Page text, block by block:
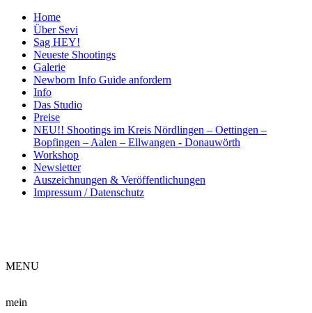
Home
Über Sevi
Sag HEY!
Neueste Shootings
Galerie
Newborn Info Guide anfordern
Info
Das Studio
Preise
NEU!! Shootings im Kreis Nördlingen – Oettingen –
Bopfingen – Aalen – Ellwangen - Donauwörth
Workshop
Newsletter
Auszeichnungen & Veröffentlichungen
Impressum / Datenschutz
MENU
mein